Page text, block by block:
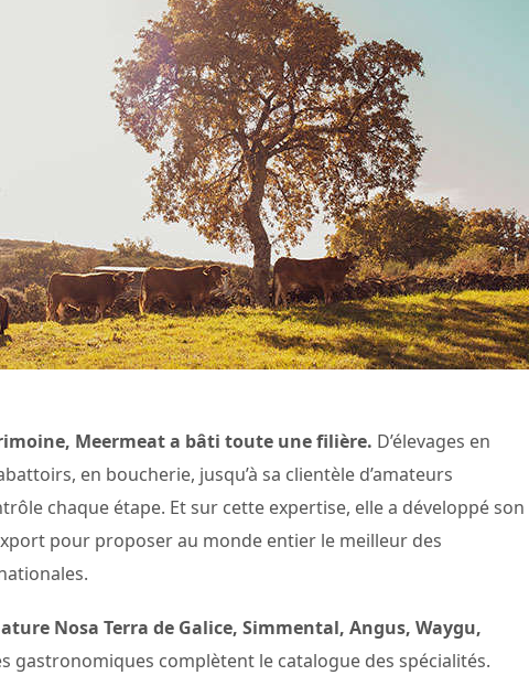
Meermeat a bâti toute une filière. D’élevages en
en boucherie, jusqu’à sa clientèle d’amateurs
chaque étape. Et sur cette expertise, elle a développé son
pour proposer au monde entier le meilleur des
Nosa Terra de Galice, Simmental, Angus, Waygu,
gastronomiques complètent le catalogue des spécialités.